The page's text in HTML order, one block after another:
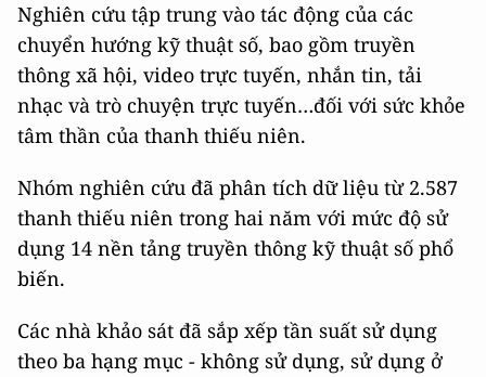
Nghiên cứu tập trung vào tác động của các
chuyển hướng kỹ thuật số, bao gồm truyền
thông xã hội, video trực tuyến, nhắn tin, tải
nhạc và trò chuyện trực tuyến…đối với sức khỏe
tâm thần của thanh thiếu niên.
Nhóm nghiên cứu đã phân tích dữ liệu từ 2.587
thanh thiếu niên trong hai năm với mức độ sử
dụng 14 nền tảng truyền thông kỹ thuật số phổ
biến.
Các nhà khảo sát đã sắp xếp tần suất sử dụng
theo ba hạng mục - không sử dụng, sử dụng ở